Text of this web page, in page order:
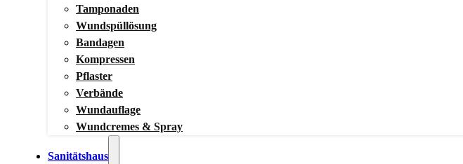
Tamponaden
Wundspüllösung
Bandagen
Kompressen
Pflaster
Verbände
Wundauflage
Wundcremes & Spray
Sanitätshaus